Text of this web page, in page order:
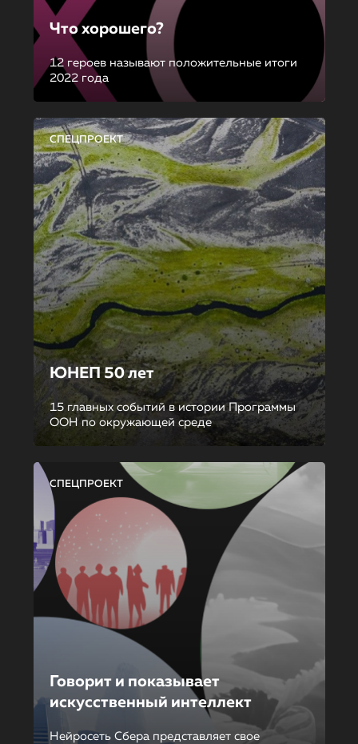
Что хорошего?
12 героев называют положительные итоги
2022 года
СПЕЦПРОЕКТ
ЮНЕП 50 лет
15 главных событий в истории Программы
ООН по окружающей среде
СПЕЦПРОЕКТ
Говорит и показывает
искусственный интеллект
Нейросеть Сбера представляет свое